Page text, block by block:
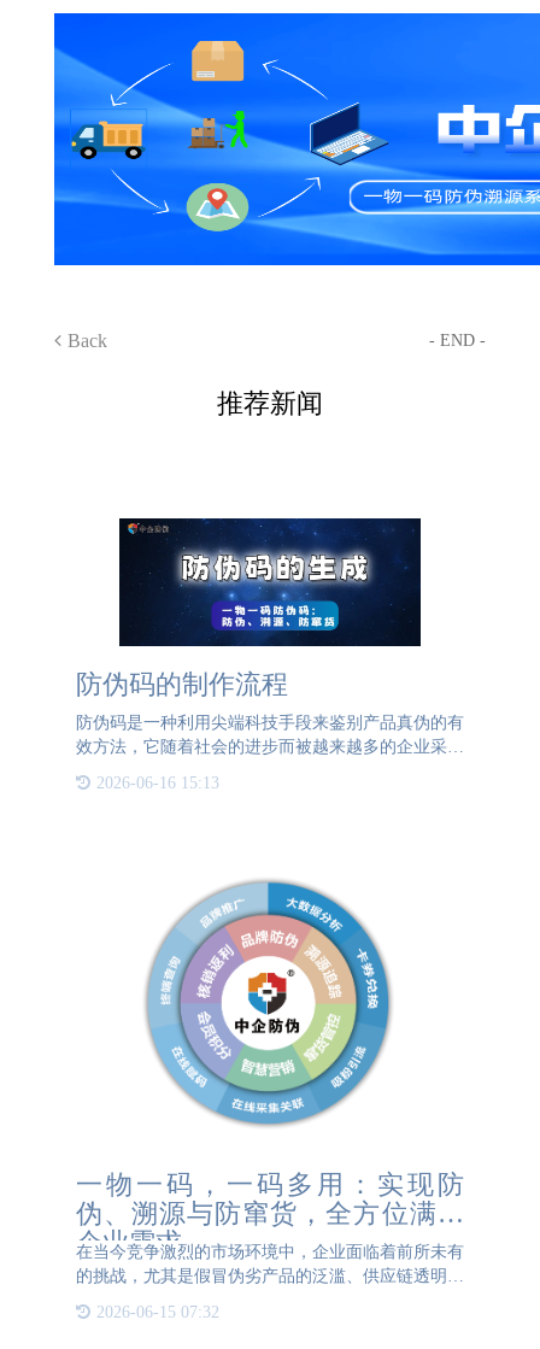
Back - END -
推荐新闻
防伪码的制作流程
防伪码是一种利用尖端科技手段来鉴别产品真伪的有
效方法，它随着社会的进步而被越来越多的企业采纳
作为质量保证的重要措施。然而，防伪码的制作流程
极为繁复，涵盖了多个精密环节。主要包括设计、编
2026-06-16 15:13
一物一码，一码多用：实现防
伪、溯源与防窜货，全方位满足
企业需求
在当今竞争激烈的市场环境中，企业面临着前所未有
的挑战，尤其是假冒伪劣产品的泛滥、供应链透明度
不足以及产品窜货等问题，严重损害了品牌形象与市
场秩序。为此，一物一码，一码多用，集成防伪、溯
2026-06-15 07:32